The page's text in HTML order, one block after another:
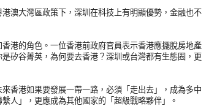
澳大灣區政策下，深圳在科技上有明顯優勢，金融也不
港的角色。一位香港前政府官員表示香港應擺脫房地產
矽谷菁英，為何要去香港？深圳或台灣都有生態圈，更
香港如果要發展一帶一路，必須「走出去」，成為多中
人」，更應成為其他國家的「超級戰略夥伴」。